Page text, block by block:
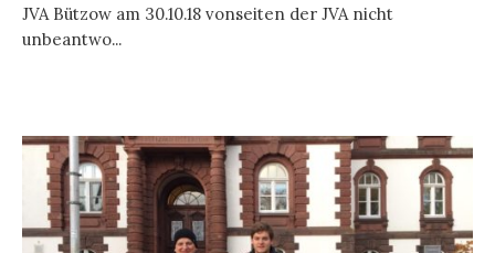
JVA Bützow am 30.10.18 vonseiten der JVA nicht
unbeantwo...